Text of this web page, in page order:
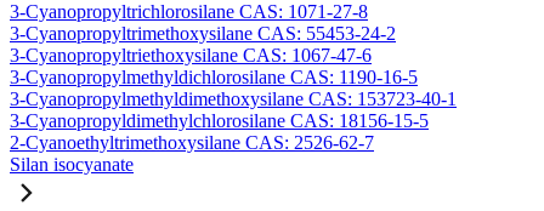
3-Cyanopropyltrichlorosilane CAS: 1071-27-8
3-Cyanopropyltrimethoxysilane CAS: 55453-24-2
3-Cyanopropyltriethoxysilane CAS: 1067-47-6
3-Cyanopropylmethyldichlorosilane CAS: 1190-16-5
3-Cyanopropylmethyldimethoxysilane CAS: 153723-40-1
3-Cyanopropyldimethylchlorosilane CAS: 18156-15-5
2-Cyanoethyltrimethoxysilane CAS: 2526-62-7
Silan isocyanate